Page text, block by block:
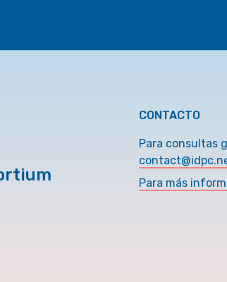
CONTACTO
Para consultas
Para más